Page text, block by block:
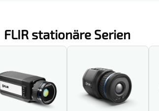
FLIR stationäre Serien